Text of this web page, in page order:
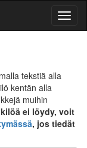
tekstiä alla
kentän alla
muihin
ei löydy, voit
, jos tiedät